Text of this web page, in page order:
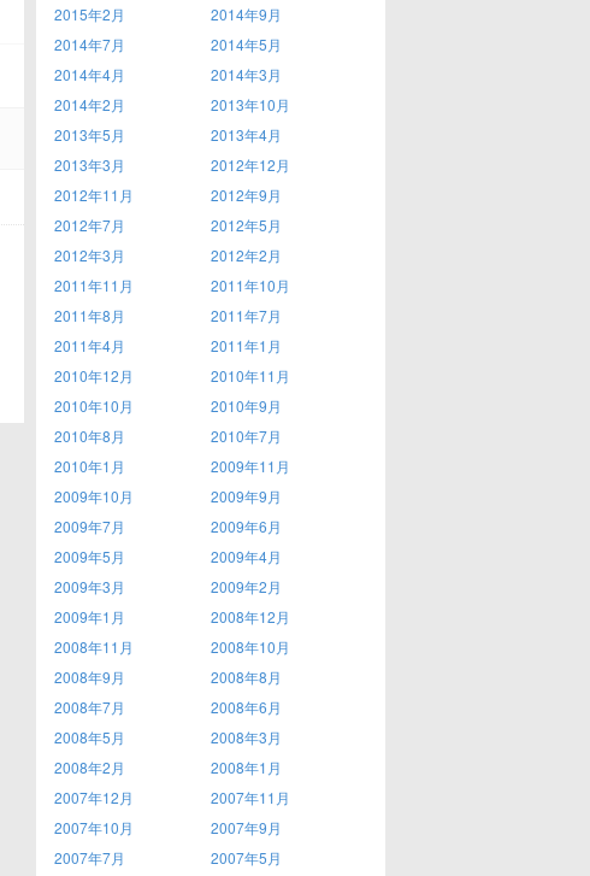
2015年2月
2014年9月
2014年7月
2014年5月
2014年4月
2014年3月
2014年2月
2013年10月
2013年5月
2013年4月
2013年3月
2012年12月
2012年11月
2012年9月
2012年7月
2012年5月
2012年3月
2012年2月
2011年11月
2011年10月
2011年8月
2011年7月
2011年4月
2011年1月
2010年12月
2010年11月
2010年10月
2010年9月
2010年8月
2010年7月
2010年1月
2009年11月
2009年10月
2009年9月
2009年7月
2009年6月
2009年5月
2009年4月
2009年3月
2009年2月
2009年1月
2008年12月
2008年11月
2008年10月
2008年9月
2008年8月
2008年7月
2008年6月
2008年5月
2008年3月
2008年2月
2008年1月
2007年12月
2007年11月
2007年10月
2007年9月
2007年7月
2007年5月